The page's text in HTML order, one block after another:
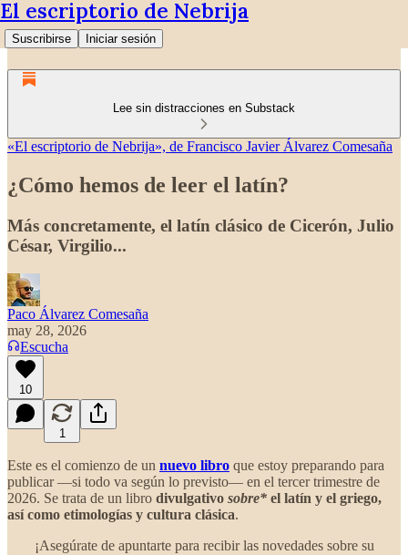
El escriptorio de Nebrija
Suscribirse Iniciar sesión
Lee sin distracciones en Substack
«El escriptorio de Nebrija», de Francisco Javier Álvarez Comesaña
¿Cómo hemos de leer el latín?
Más concretamente, el latín clásico de Cicerón, Julio
César, Virgilio...
Paco Álvarez Comesaña
may 28, 2026
Escucha
10
1
Este es el comienzo de un nuevo libro que estoy preparando para
publicar —si todo va según lo previsto— en el tercer trimestre de
2026. Se trata de un libro divulgativo sobre* el latín y el griego,
así como etimologías y cultura clásica.
¡Asegúrate de apuntarte para recibir las novedades sobre su